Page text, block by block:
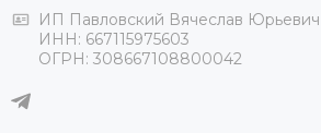
ИП Павловский Вячеслав Юрьевич
ИНН: 667115975603
ОГРН: 308667108800042